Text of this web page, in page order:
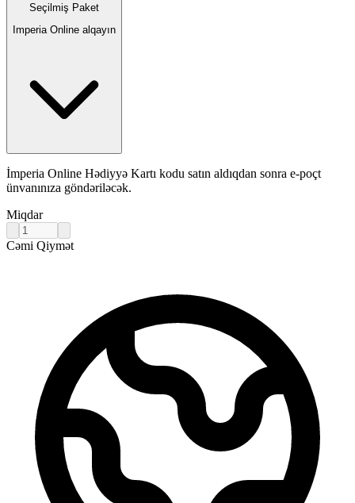
Seçilmiş Paket
Imperia Online alqayın
İmperia Online Hədiyyə Kartı kodu satın aldıqdan sonra e-poçt
ünvanınıza göndəriləcək.
Miqdar
Cəmi Qiymət